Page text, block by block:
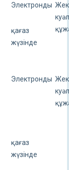
Электронды
қағаз
жүзінде
Электронды
қағаз
жүзінде